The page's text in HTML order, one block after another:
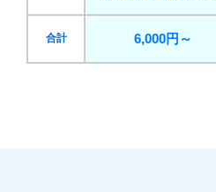
合計 6,000円～